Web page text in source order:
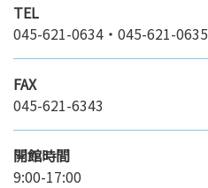
TEL
045-621-0634・045-621-0635
FAX
045-621-6343
開館時間
9:00-17:00